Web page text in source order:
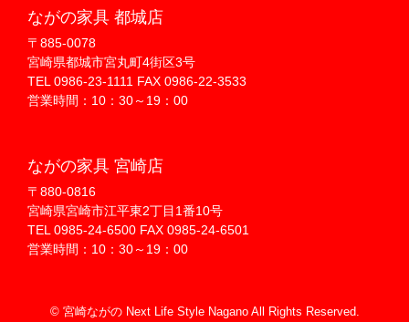
ながの家具 都城店
〒885-0078
宮崎県都城市宮丸町4街区3号
TEL 0986-23-1111 FAX 0986-22-3533
営業時間：10：30～19：00
ながの家具 宮崎店
〒880-0816
宮崎県宮崎市江平東2丁目1番10号
TEL 0985-24-6500 FAX 0985-24-6501
営業時間：10：30～19：00
© 宮崎ながの Next Life Style Nagano All Rights Reserved.